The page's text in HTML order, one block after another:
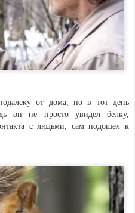
от дома, но в тот день
он не просто увидел белку,
с людьми, сам подошел к